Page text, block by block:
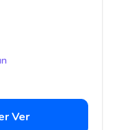
Ver